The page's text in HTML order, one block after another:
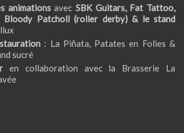
animationsavecSBK Guitars, Fat Tattoo,
Bloody Patcholl(roller derby) & le stand
llux
: La Piñata, Patates en Folies &
sucré
en collaboration avec la Brasserie La